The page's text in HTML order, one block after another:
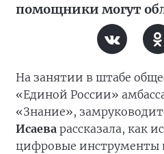
помощники могут
На занятии в штабе
«Единой России»
«Знание»,
Исаева рассказала, как
цифровые инструменты